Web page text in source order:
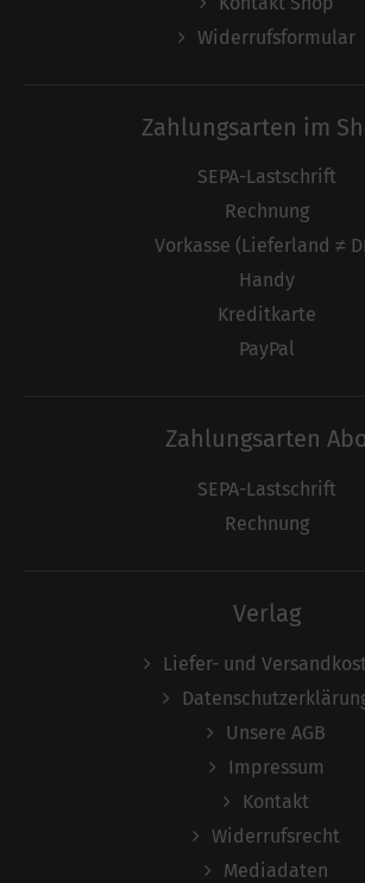
Widerrufsformular
Zahlungsarten im
SEPA-Lastschrift
Rechnung
Vorkasse (Lieferland ≠
Handy
Kreditkarte
PayPal
Zahlungsarten
SEPA-Lastschrift
Rechnung
Verlag
Liefer- und
Unsere AGB
Impressum
Kontakt
Widerrufsrecht
Mediadaten